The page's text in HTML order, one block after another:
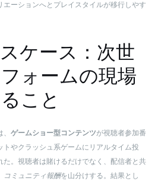
エーションへとプレイスタイルが移行しやす
ケース：次世
ォームの現場
こと
ゲームショー型コンテンツが視聴者参加番
やクラッシュ系ゲームにリアルタイム投
た。視聴者は賭けるだけでなく、配信者と共
コミュニティ報酬を山分けする。結果とし